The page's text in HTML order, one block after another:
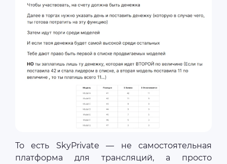
То есть SkyPrivate — не самостоятельная
платформа для трансляций, а просто